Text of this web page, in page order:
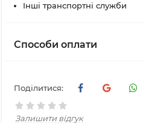
Інші транспортні служби
Способи оплати
Поділитися:
Залишити відгук